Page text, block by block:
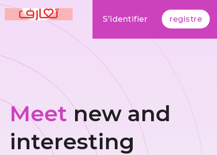
S'identifier registre
Meet new and
interesting